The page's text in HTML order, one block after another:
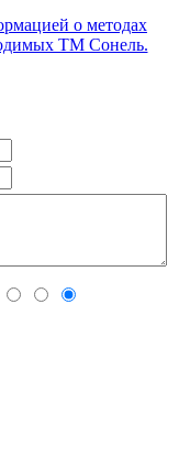
о методах
ТМ Сонель.